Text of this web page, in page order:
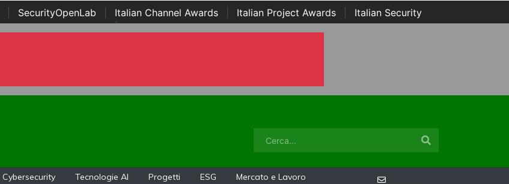
SecurityOpenLab Italian Channel Awards Italian Project Awards
Italian Security
Awards | ...
Cybersecurity Tecnologie AI Progetti ESG
Mercato e Lavoro